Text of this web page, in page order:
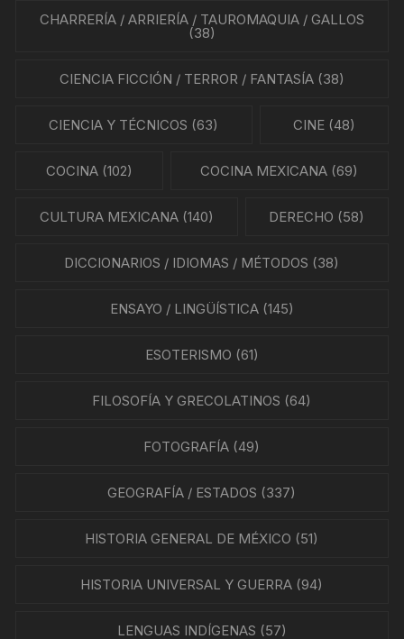
CHARRERÍA / ARRIERÍA / TAUROMAQUIA / GALLOS
(38)
CIENCIA FICCIÓN / TERROR / FANTASÍA(38)
CIENCIA Y TÉCNICOS (63) CINE(48)
COCINA(102) COCINA MEXICANA (69)
CULTURA MEXICANA(140) DERECHO (58)
DICCIONARIOS / IDIOMAS / MÉTODOS (38)
ENSAYO / LINGÜÍSTICA(145)
ESOTERISMO (61)
FILOSOFÍA Y GRECOLATINOS (64)
FOTOGRAFÍA (49)
GEOGRAFÍA / ESTADOS (337)
HISTORIA GENERAL DE MÉXICO (51)
HISTORIA UNIVERSAL Y GUERRA (94)
LENGUAS INDÍGENAS (57)